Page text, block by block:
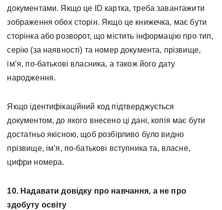
документами. Якщо це ID картка, треба завантажити
зображення обох сторін. Якщо це книжечка, має бути
сторінка або розворот, що містить інформацію про тип,
серію (за наявності) та номер документа, прізвище,
ім’я, по-батькові власника, а також його дату
народження.
Якщо ідентифікаційний код підтверджується
документом, до якого внесено ці дані, копія має бути
достатньо якісною, щоб розбірливо було видно
прізвище, ім’я, по-батькові вступника та, власне,
цифри номера.
10. Надавати довідку про навчання, а не про
здобуту освіту